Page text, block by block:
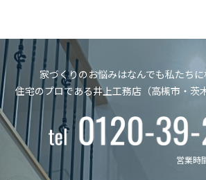
家づくりのお悩みはなんでも私たちに
住宅のプロである井上工務店（高槻市・茨
営業時